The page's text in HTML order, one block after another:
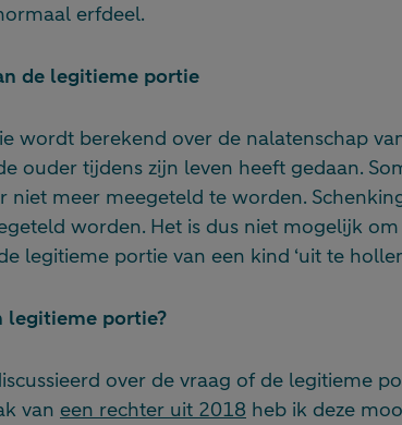
erfdeel.
de legitieme portie
wordt berekend over de nalatenschap
ouder tijdens zijn leven heeft gedaan.
niet meer meegeteld te worden.
worden. Het is dus niet mogelijk
legitieme portie van een kind ‘uit te
legitieme portie?
over de vraag of de legitieme
van een rechter uit 2018 heb ik deze